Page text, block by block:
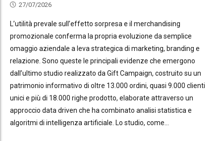
27/07/2026
L’utilità prevale sull’effetto sorpresa e il merchandising
promozionale conferma la propria evoluzione da semplice
omaggio aziendale a leva strategica di marketing, branding e
relazione. Sono queste le principali evidenze che emergono
dall’ultimo studio realizzato da Gift Campaign, costruito su un
patrimonio informativo di oltre 13.000 ordini, quasi 9.000 clienti
unici e più di 18.000 righe prodotto, elaborate attraverso un
approccio data driven che ha combinato analisi statistica e
algoritmi di intelligenza artificiale. Lo studio, come...